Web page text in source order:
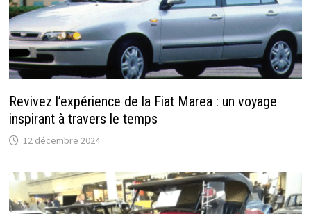
Revivez l’expérience de la Fiat Marea : un voyage
inspirant à travers le temps
12 décembre 2024